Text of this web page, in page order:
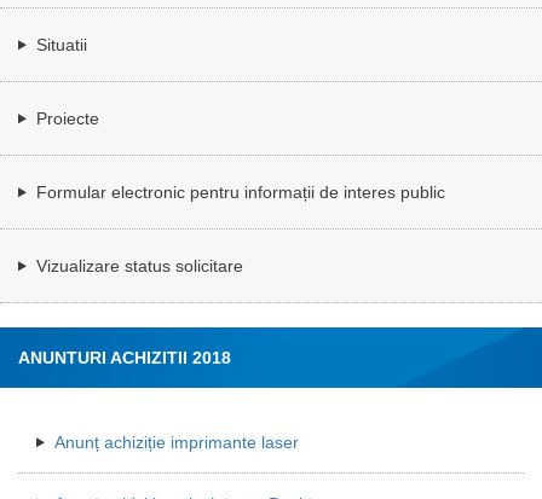
Situatii
Proiecte
Formular electronic pentru informații de interes public
Vizualizare status solicitare
ANUNTURI ACHIZITII 2018
Anunț achiziție imprimante laser